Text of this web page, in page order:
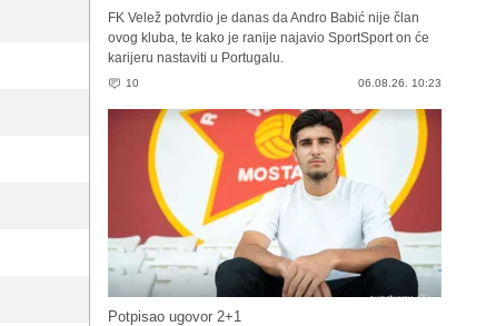
FK Velež potvrdio je danas da Andro Babić nije član
ovog kluba, te kako je ranije najavio SportSport on će
karijeru nastaviti u Portugalu.
10 06.08.26. 10:23
Potpisao ugovor 2+1